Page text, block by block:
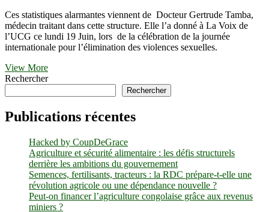
Ces statistiques alarmantes viennent de Docteur Gertrude Tamba,
médecin traitant dans cette structure. Elle l’a donné à La Voix de
l’UCG ce lundi 19 Juin, lors de la célébration de la journée
internationale pour l’élimination des violences sexuelles.
View MoreButembo
:
8
cas
des
sexuelles
sont
consultés
par
FEPSI
chaque
jour
Rechercher
Rechercher
Publications récentes
Hacked by CoupDeGrace
Agriculture et sécurité alimentaire : les défis structurels
derrière les ambitions du gouvernement
Semences, fertilisants, tracteurs : la RDC prépare-t-elle une
révolution agricole ou une dépendance nouvelle ?
Peut-on financer l’agriculture congolaise grâce aux revenus
miniers ?